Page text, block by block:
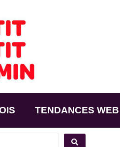
TENDANCES WEB